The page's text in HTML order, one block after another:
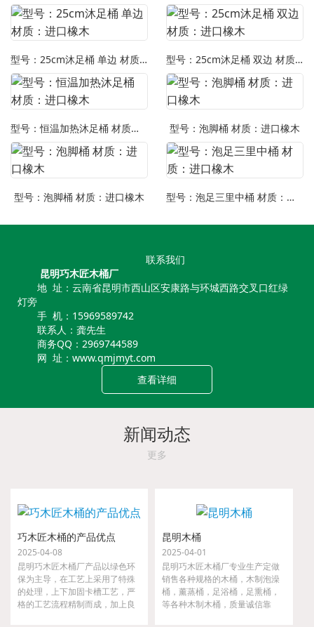
型号：25cm沐足桶 单边 材质：进口橡木 型号：25cm沐足桶 双边 材质：进口橡木
型号：恒温加热沐足桶 材质：进口橡木 型号：泡脚桶 材质：进口橡木
型号：泡脚桶 材质：进口橡木 型号：泡足三里中桶 材质：进口橡木
联系我们
昆明巧木匠木桶厂
地 址：云南省昆明市西山区安康路与环城西路交叉口红绿
灯旁
手 机：15969589742
联系人：龚先生
商务QQ：2969744589
网 址：www.qmjmyt.com
查看详细
新闻动态
更多
巧木匠木桶的产品优点
2025-04-08
昆明巧木匠木桶厂产品以绿色环
保为主导，在工艺上采用了特殊
的处理，上下加固卡槽工艺，严
格的工艺流程精制而成，加上良
昆明木桶
2025-04-01
昆明巧木匠木桶厂专业生产定做
销售各种规格的木桶，木制泡澡
桶，薰蒸桶，足浴桶，足熏桶，
等各种木制木桶，质量诚信靠